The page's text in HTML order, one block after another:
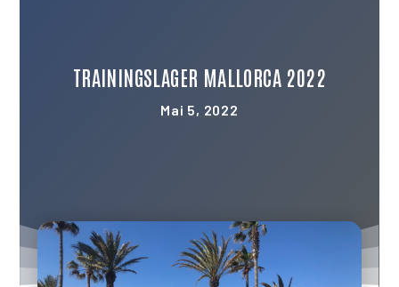
TRAININGSLAGER MALLORCA 2022
Mai 5, 2022